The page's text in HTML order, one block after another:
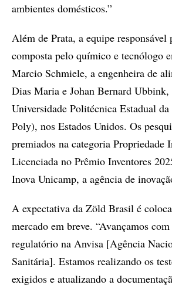
ambientes domésticos.”
Além de Prata, a equipe
composta pelo químico e tecnólogo
Marcio Schmiele, a engenheira de
Dias Maria e Johan Bernard Ubbink,
Universidade Politécnica Estadual
Poly), nos Estados Unidos. Os
premiados na categoria Propriedade
Licenciada no Prêmio Inventores
Inova Unicamp, a agência de
A expectativa da Zöld Brasil é
mercado em breve. “Avançamos
regulatório na Anvisa [Agência
Sanitária]. Estamos realizando os
exigidos e atualizando a